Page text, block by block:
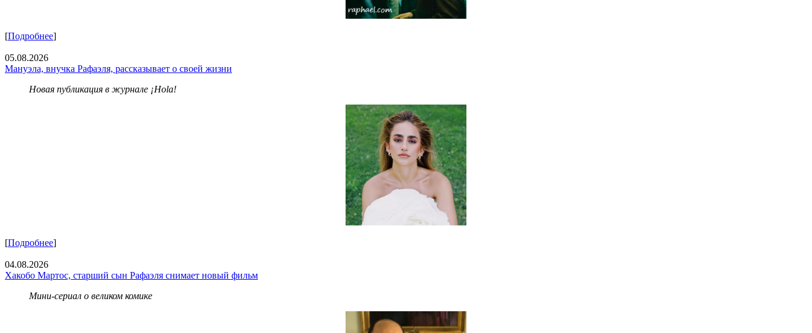
[Подробнее]
05.08.2026
Мануэла, внучка Рафаэля, рассказывает о своей жизни
Новая публикация в журнале ¡Hola!
[Подробнее]
04.08.2026
Хакобо Мартос, старший сын Рафаэля снимает новый фильм
Мини-сериал о великом комике